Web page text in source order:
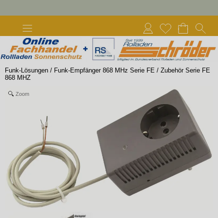
Funk-Lösungen / Funk-Empfänger 868 MHz Serie FE / Zubehör Serie FE
868 MHZ
Zoom